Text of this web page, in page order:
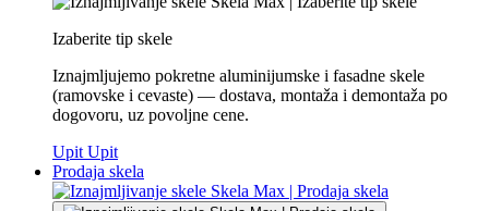
Izaberite tip skele
Iznajmljujemo pokretne aluminijumske i fasadne skele
(ramovske i cevaste) — dostava, montaža i demontaža po
dogovoru, uz povoljne cene.
Upit Upit
Prodaja skela